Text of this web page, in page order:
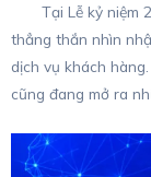
Tại Lễ kỷ niệm
thẳng thắn nhìn
dịch vụ khách
cũng đang mở ra